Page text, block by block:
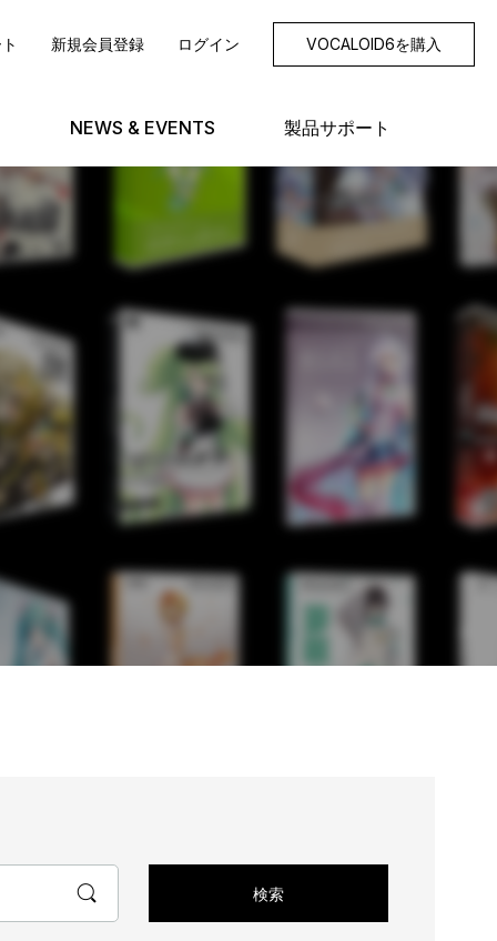
新規会員登録 ログイン VOCALOID6を購入
NEWS & EVENTS 製品サポート